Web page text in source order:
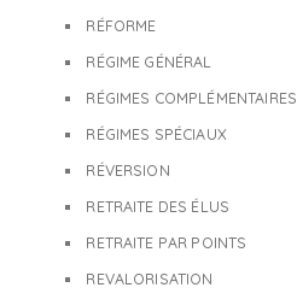
RÉFORME
RÉGIME GÉNÉRAL
RÉGIMES COMPLÉMENTAIRES
RÉGIMES SPÉCIAUX
RÉVERSION
RETRAITE DES ÉLUS
RETRAITE PAR POINTS
REVALORISATION